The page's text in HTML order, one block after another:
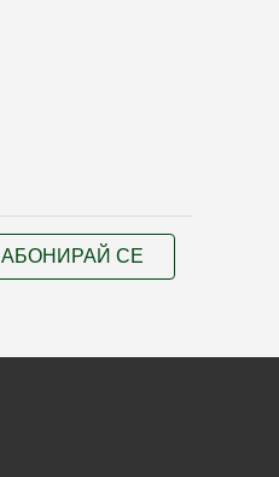
АБОНИРАЙ СЕ